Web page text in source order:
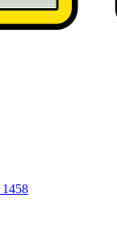
1458